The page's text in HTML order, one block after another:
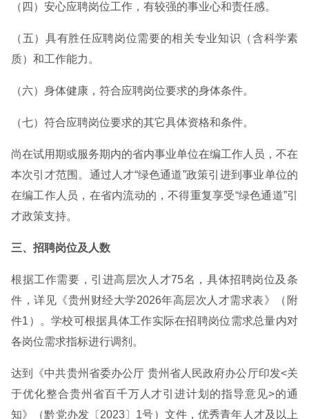
（四）安心应聘岗位工作，有较强的事业心和责任感。
（五）具有胜任应聘岗位需要的相关专业知识（含科学素
质）和工作能力。
（六）身体健康，符合应聘岗位要求的身体条件。
（七）符合应聘岗位要求的其它具体资格和条件。
尚在试用期或服务期内的省内事业单位在编工作人员，不在
本次引才范围。通过人才“绿色通道”政策引进到事业单位的
在编工作人员，在省内流动的，不得重复享受“绿色通道”引
才政策支持。
三、招聘岗位及人数
根据工作需要，引进高层次人才75名，具体招聘岗位及条
件，详见《贵州财经大学2026年高层次人才需求表》（附
件1）。学校可根据具体工作实际在招聘岗位需求总量内对
各岗位需求指标进行调剂。
达到《中共贵州省委办公厅 贵州省人民政府办公厅印发<关
于优化整合贵州省百千万人才引进计划的指导意见>的通
知》（黔党办发〔2023〕1号）文件，优秀青年人才及以上